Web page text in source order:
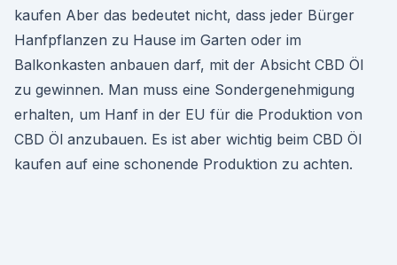
kaufen Aber das bedeutet nicht, dass jeder Bürger
Hanfpflanzen zu Hause im Garten oder im
Balkonkasten anbauen darf, mit der Absicht CBD Öl
zu gewinnen. Man muss eine Sondergenehmigung
erhalten, um Hanf in der EU für die Produktion von
CBD Öl anzubauen. Es ist aber wichtig beim CBD Öl
kaufen auf eine schonende Produktion zu achten.